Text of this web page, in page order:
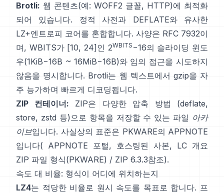
Brotli: 웹 콘텐츠(예: WOFF2 글꼴, HTTP)에 최적화
되어 있습니다. 정적 사전과 DEFLATE와 유사한
LZ+엔트로피 코어를 혼합합니다. 사양은 RFC 7932이
며, WBITS가 [10, 24]인 2WBITS −16의 슬라이딩 윈도
우(1KiB−16B ~ 16MiB−16B)와 임의 접근을 시도하지
않음을 명시합니다. Brotli는 웹 텍스트에서 gzip을 자
주 능가하며 빠르게 디코딩됩니다.
ZIP 컨테이너: ZIP은 다양한 압축 방법 (deflate,
store, zstd 등)으로 항목을 저장할 수 있는 파일 아카
이브입니다. 사실상의 표준은 PKWARE의 APPNOTE
입니다( APPNOTE 포털, 호스팅된 사본, LC 개요
ZIP 파일 형식(PKWARE) / ZIP 6.3.3참조).
속도 대 비율: 형식이 어디에 위치하는지
LZ4는 적당한 비율로 원시 속도를 목표로 합니다. 프